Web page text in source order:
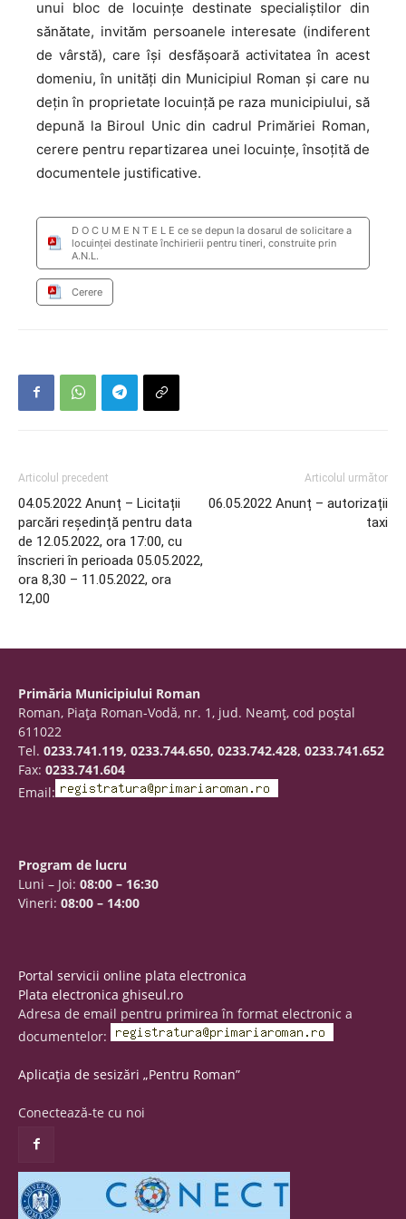
unui bloc de locuințe destinate specialiștilor din
sănătate, invităm persoanele interesate (indiferent
de vârstă), care își desfășoară activitatea în acest
domeniu, în unități din Municipiul Roman și care nu
dețin în proprietate locuință pe raza municipiului, să
depună la Biroul Unic din cadrul Primăriei Roman,
cerere pentru repartizarea unei locuințe, însoțită de
documentele justificative.
D O C U M E N T E L E ce se depun la dosarul de solicitare a
locuinţei destinate închirierii pentru tineri, construite prin
A.N.L.
Cerere
Articolul precedent
04.05.2022 Anunț – Licitații
parcări reședință pentru data
de 12.05.2022, ora 17:00, cu
înscrieri în perioada 05.05.2022,
ora 8,30 – 11.05.2022, ora
12,00
Articolul următor
06.05.2022 Anunț – autorizații
taxi
Primăria Municipiului Roman
Roman, Piaţa Roman-Vodă, nr. 1, jud. Neamţ, cod poştal
611022
Tel. 0233.741.119, 0233.744.650, 0233.742.428, 0233.741.652
Fax: 0233.741.604
Email:
Program de lucru
Luni – Joi: 08:00 – 16:30
Vineri: 08:00 – 14:00
Portal servicii online plata electronica
Plata electronica ghiseul.ro
Adresa de email pentru primirea în format electronic a
documentelor:
Aplicația de sesizări „Pentru Roman”
Conectează-te cu noi